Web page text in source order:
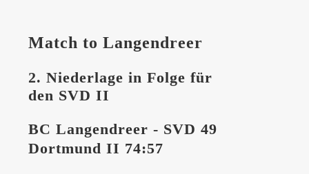
Match to Langendreer
2. Niederlage in Folge für
den SVD II
BC Langendreer - SVD 49
Dortmund II 74:57